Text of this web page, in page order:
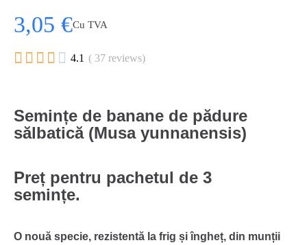
3,05 €Cu TVA
     4.1 ( 37 reviews)
Semințe de banane de pădure
sălbatică (Musa yunnanensis)
Preț pentru pachetul de 3
semințe.
O nouă specie, rezistentă la frig și îngheț, din munții